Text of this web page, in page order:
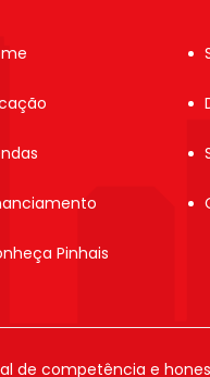
Pinhais
de competência e